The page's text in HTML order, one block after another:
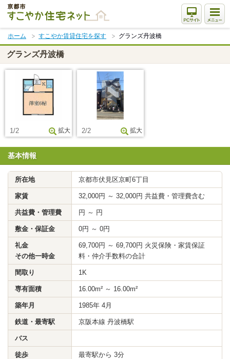
本
文
ま
で
ス
キ
ホーム すこやか賃貸住宅を探す グランズ丹波橋
グランズ丹波橋
1/2 拡大 2/2 拡大
基本情報
所在地 京都市伏見区京町6丁目
家賃 32,000円 ～ 32,000円 共益費・管理費含む
共益費・管理費 円 ～ 円
敷金・保証金 0円 ～ 0円
礼金
その他一時金
69,700円 ～ 69,700円 火災保険・家賃保証
料・仲介手数料の合計
間取り 1K
専有面積 16.00m² ～ 16.00m²
築年月 1985年 4月
鉄道・最寄駅 京阪本線 丹波橋駅
バス
徒歩 最寄駅から 3分